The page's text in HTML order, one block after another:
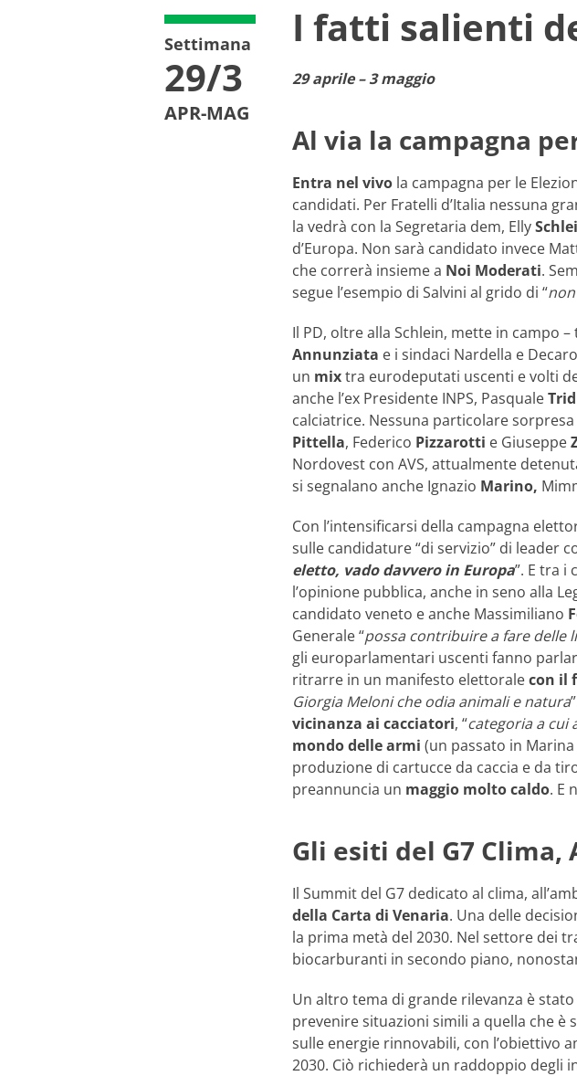
Settimana
29/3
APR-MAG
I fatti salienti
29 aprile – 3 maggio
Al via la campagna
Entra nel vivo la campagna per le
candidati. Per Fratelli d’Italia nessuna
la vedrà con la Segretaria dem, Elly
d’Europa. Non sarà candidato invece
che correrà insieme a Noi Moderati.
segue l’esempio di Salvini al grido di “
Il PD, oltre alla Schlein, mette in campo –
Annunziata e i sindaci Nardella e
un mixtra eurodeputati uscenti e volti
anche l’ex Presidente INPS, Pasquale
calciatrice. Nessuna particolare
Pittella, Federico Pizzarotti e Giuseppe
Nordovest con AVS, attualmente
si segnalano anche Ignazio Marino,
Con l’intensificarsi della campagna
sulle candidature “di servizio” di leader
eletto, vado davvero in Europa”. E tra i
l’opinione pubblica, anche in seno alla
candidato veneto e anche Massimiliano
Generale “possa contribuire a fare delle
gli europarlamentari uscenti fanno
ritrarre in un manifesto elettoralecon il
Giorgia Meloni che odia animali e natura
vicinanza ai cacciatori, “categoria a cui
mondo delle armi (un passato in
produzione di cartucce da caccia e da
preannuncia un maggio molto caldo. E
Gli esiti del G7 Clima,
Il Summit del G7 dedicato al clima,
della Carta di Venaria. Una delle
la prima metà del 2030. Nel settore dei
biocarburanti in secondo piano,
Un altro tema di grande rilevanza è stato
prevenire situazioni simili a quella che è
sulle energie rinnovabili, con l’obiettivo
2030. Ciò richiederà un raddoppio degli